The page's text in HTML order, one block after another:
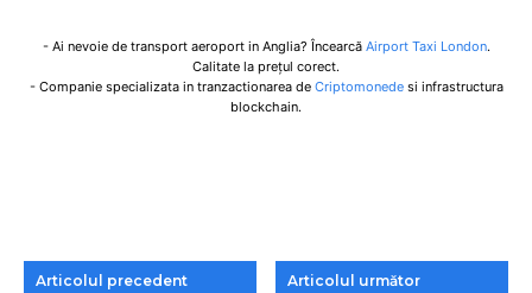
- Ai nevoie de transport aeroport in Anglia? Încearcă Airport Taxi London.
Calitate la prețul corect.
- Companie specializata in tranzactionarea de Criptomonedesi infrastructura
blockchain.
Articolul precedent Articolul următor